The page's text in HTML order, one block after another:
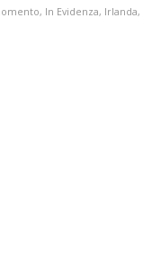
, In Evidenza, Irlanda,